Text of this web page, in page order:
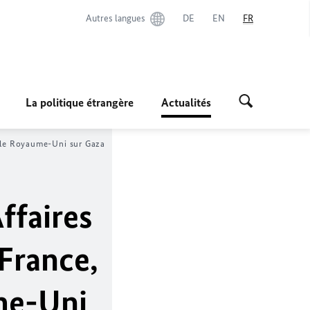
Autres langues DE EN FR
La politique étrangère Actualités
Royaume-Uni sur Gaza
Uni